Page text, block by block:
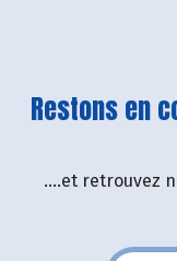
Restons en
....et retrouvez